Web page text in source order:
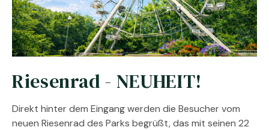
Riesenrad - NEUHEIT!
Direkt hinter dem Eingang werden die Besucher vom
neuen Riesenrad des Parks begrüßt, das mit seinen 22